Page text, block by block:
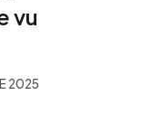
vu
2025